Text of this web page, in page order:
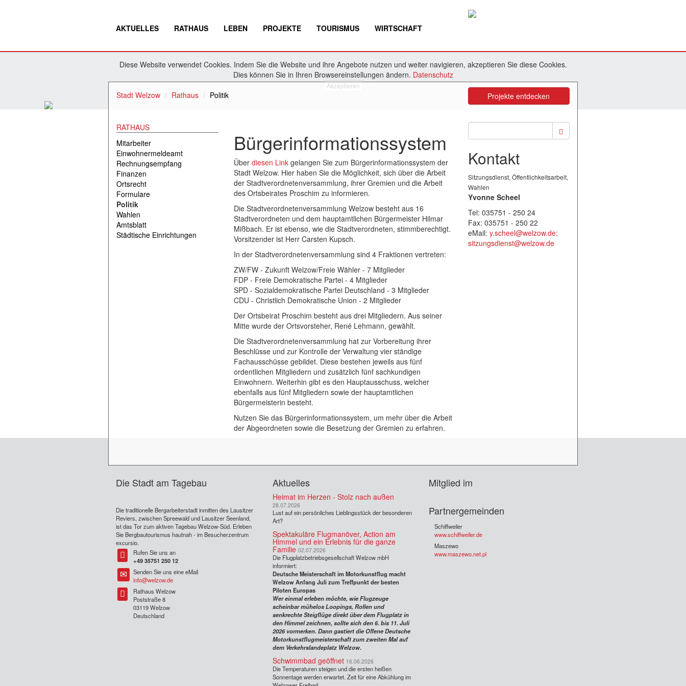
AKTUELLES RATHAUS LEBEN PROJEKTE TOURISMUS WIRTSCHAFT
Diese Website verwendet Cookies. Indem Sie die Website und ihre Angebote nutzen und weiter navigieren, akzeptieren Sie diese Cookies.
Dies können Sie in Ihren Browsereinstellungen ändern. Datenschutz
Akzeptieren
Stadt Welzow Rathaus Politik Projekte entdecken
RATHAUS
Mitarbeiter
Einwohnermeldeamt
Rechnungsempfang
Finanzen
Ortsrecht
Formulare
Politik
Wahlen
Amtsblatt
Städtische Einrichtungen
Bürgerinformationssystem
Über diesen Linkgelangen Sie zum Bürgerinformationssystem der
Stadt Welzow. Hier haben Sie die Möglichkeit, sich über die Arbeit
der Stadtverordnetenversammlung, ihrer Gremien und die Arbeit
des Ortsbeirates Proschim zu informieren.
Die Stadtverordnetenversammlung Welzow besteht aus 16
Stadtverordneten und dem hauptamtlichen Bürgermeister Hilmar
Mißbach. Er ist ebenso, wie die Stadtverordneten, stimmberechtigt.
Vorsitzender ist Herr Carsten Kupsch.
In der Stadtverordnetenversammlung sind 4 Fraktionen vertreten:
ZW/FW - Zukunft Welzow/Freie Wähler - 7 Mitglieder
FDP - Freie Demokratische Partei - 4 Mitglieder
SPD - Sozialdemokratische Partei Deutschland - 3 Mitglieder
CDU - Christlich Demokratische Union - 2 Mitglieder
Der Ortsbeirat Proschim besteht aus drei Mitgliedern. Aus seiner
Mitte wurde der Ortsvorsteher, René Lehmann, gewählt.
Die Stadtverordnetenversammlung hat zur Vorbereitung ihrer
Beschlüsse und zur Kontrolle der Verwaltung vier ständige
Fachausschüsse gebildet. Diese bestehen jeweils aus fünf
ordentlichen Mitgliedern und zusätzlich fünf sachkundigen
Einwohnern. Weiterhin gibt es den Hauptausschuss, welcher
ebenfalls aus fünf Mitgliedern sowie der hauptamtlichen
Bürgermeisterin besteht.
Nutzen Sie das Bürgerinformationssystem, um mehr über die Arbeit
der Abgeordneten sowie die Besetzung der Gremien zu erfahren.
Suche
Kontakt
Sitzungsdienst, Öffentlichkeitsarbeit,
Wahlen
Yvonne Scheel
Tel: 035751 - 250 24
Fax: 035751 - 250 22
eMail: y.scheel@welzow.de;
sitzungsdienst@welzow.de
Die Stadt am Tagebau
Die traditionelle Bergarbeiterstadt inmitten des Lausitzer
Reviers, zwischen Spreewald und Lausitzer Seenland,
ist das Tor zum aktiven Tagebau Welzow-Süd. Erleben
Sie Bergbautourismus hautnah - im Besucherzentrum
excursio.
TelRufen Sie uns an
+49 35751 250 12
TelSenden Sie uns eine eMail
info@welzow.de
TelRathaus Welzow
Poststraße 8
03119 Welzow
Deutschland
Aktuelles
Heimat im Herzen - Stolz nach außen
28.07.2026
Lust auf ein persönliches Lieblingsstück der besonderen
Art?
Spektakuläre Flugmanöver, Action am
Himmel und ein Erlebnis für die ganze
Familie 02.07.2026
Die Flugplatzbetriebsgesellschaft Welzow mbH
informiert:
Deutsche Meisterschaft im Motorkunstflug macht
Welzow Anfang Juli zum Treffpunkt der besten
Piloten Europas
Wer einmal erleben möchte, wie Flugzeuge
scheinbar mühelos Loopings, Rollen und
senkrechte Steigflüge direkt über dem Flugplatz in
den Himmel zeichnen, sollte sich den 6. bis 11. Juli
2026 vormerken. Dann gastiert die Offene Deutsche
Motorkunstflugmeisterschaft zum zweiten Mal auf
dem Verkehrslandeplatz Welzow.
Schwimmbad geöffnet 16.06.2026
Die Temperaturen steigen und die ersten heißen
Sonnentage werden erwartet. Zeit für eine Abkühlung im
Mitglied im
Partnergemeinden
Schiffweiler
www.schiffweiler.de
Maszewo
www.maszewo.net.pl